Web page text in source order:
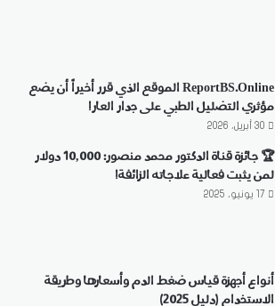
ReportBS.Online الموقع الذي قرر أخيراً أن يضع
مؤثري التضليل الطبي على جدار العار!
30 أبريل، 2026
🏆 جائزة قناة الدكتور محمد منصور: 10,000 دولار
لمن يثبت فعالية علاجاته الزائفة!
17 يونيو، 2025
أنواع أجهزة قياس ضغط الدم وأسعارها وطريقة
الاستخدام (دليل 2025)